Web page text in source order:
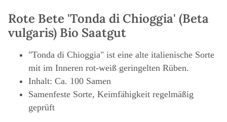
Rote Bete 'Tonda di Chioggia' (Beta
vulgaris) Bio Saatgut
"Tonda di Chioggia" ist eine alte italienische Sorte
mit im Inneren rot-weiß geringelten Rüben.
Inhalt: Ca. 100 Samen
Samenfeste Sorte, Keimfähigkeit regelmäßig
geprüft